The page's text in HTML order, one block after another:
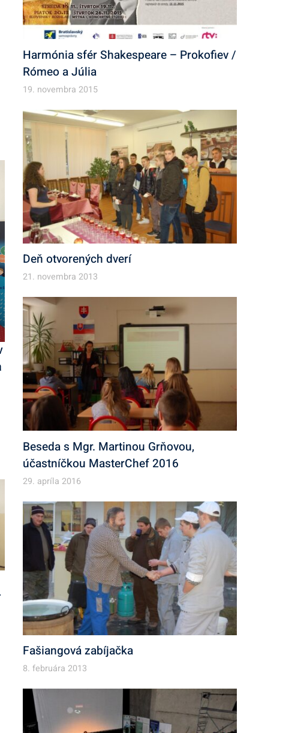
Harmónia sfér Shakespeare – Prokofiev /
Rómeo a Júlia
19. novembra 2015
Deň otvorených dverí
21. novembra 2013
Beseda s Mgr. Martinou Grňovou,
účastníčkou MasterChef 2016
29. apríla 2016
Fašiangová zabíjačka
8. februára 2013